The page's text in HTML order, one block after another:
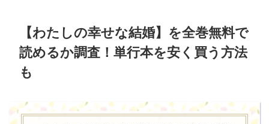
【わたしの幸せな結婚】を全巻無料で
読めるか調査！単行本を安く買う方法
も